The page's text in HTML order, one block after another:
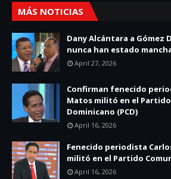
MÁS NOTICIAS
Dany Alcántara a Gómez
nunca han estado
April 27, 2026
Confirman fenecido
Matos militó en el
Dominicano (PCD)
April 16, 2026
Fenecido periodista
militó en el Partido
April 16, 2026